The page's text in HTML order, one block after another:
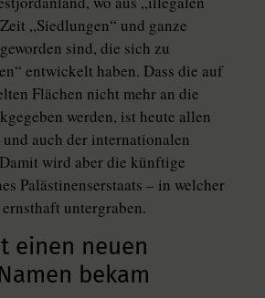
„Siedlungen“ und ganze
sind, die sich zu
entwickelt haben. Dass die auf
Flächen nicht mehr an die
werden, ist heute allen
auch der internationalen
wird aber die künftige
Palästinenserstaats – in welcher
untergraben.
einen neuen
bekam